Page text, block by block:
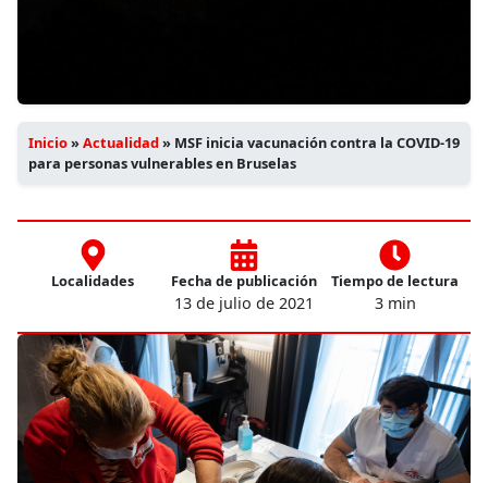
Inicio»Actualidad» MSF inicia vacunación contra la COVID-19
para personas vulnerables en Bruselas
Localidades Fecha de publicación
13 de julio de 2021
Tiempo de lectura
3 min